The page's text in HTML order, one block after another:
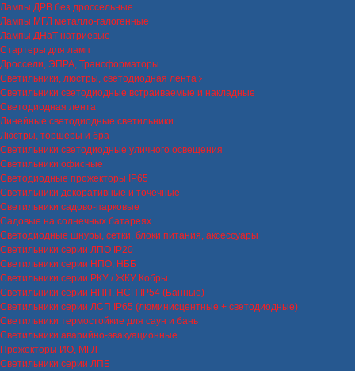
Лампы ДРВ без дроссельные
Лампы МГЛ металло-галогенные
Лампы ДНаТ натриевые
Стартеры для ламп
Дроссели, ЭПРА, Трансформаторы
Светильники, люстры, светодиодная лента
Светильники светодиодные встраиваемые и накладные
Светодиодная лента
Линейные светодиодные светильники
Люстры, торшеры и бра
Светильники светодиодные уличного освещения
Светильники офисные
Светодиодные прожекторы IP65
Светильники декоративные и точечные
Светильники садово-парковые
Садовые на солнечных батареях
Светодиодные шнуры, сетки, блоки питания, аксессуары
Светильники серии ЛПО IP20
Светильники серии НПО, НББ
Светильники серии РКУ / ЖКУ Кобры
Светильники серии НПП, НСП IP54 (Банные)
Светильники серии ЛСП IP65 (люминисцентные + светодиодные)
Светильники термостойкие для саун и бань
Светильники аварийно-эвакуационные
Прожекторы ИО, МГЛ
Светильники серии ЛПБ